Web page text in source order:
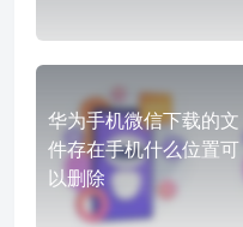
华为手机微信下载的文
件存在手机什么位置可
以删除